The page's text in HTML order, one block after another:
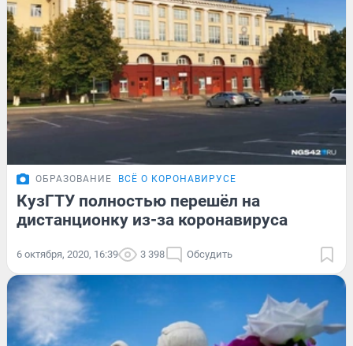
ОБРАЗОВАНИЕ ВСЁ О КОРОНАВИРУСЕ
КузГТУ полностью перешёл на
дистанционку из-за коронавируса
6 октября, 2020, 16:39 3 398 Обсудить